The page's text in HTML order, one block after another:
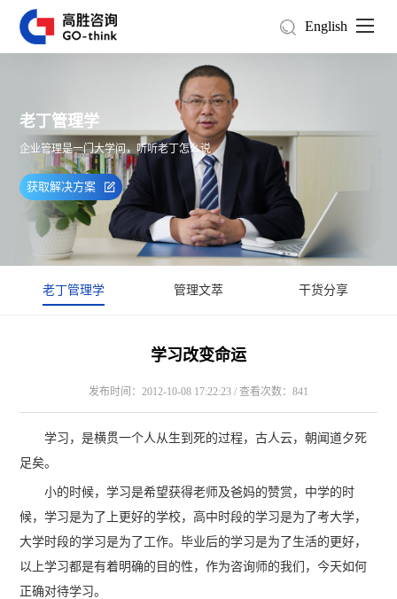
English
老丁管理学
企业管理是一门大学问，听听老丁怎么说
获取解决方案
老丁管理学 管理文萃 干货分享
学习改变命运
发布时间：2012-10-08 17:22:23 / 查看次数：841
学习，是横贯一个人从生到死的过程，古人云，朝闻道夕死
足矣。
小的时候，学习是希望获得老师及爸妈的赞赏，中学的时
候，学习是为了上更好的学校，高中时段的学习是为了考大学，
大学时段的学习是为了工作。毕业后的学习是为了生活的更好，
以上学习都是有着明确的目的性，作为咨询师的我们，今天如何
正确对待学习。